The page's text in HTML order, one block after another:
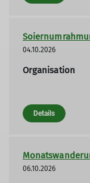
04.10.2026
Organisation
Details
06.10.2026